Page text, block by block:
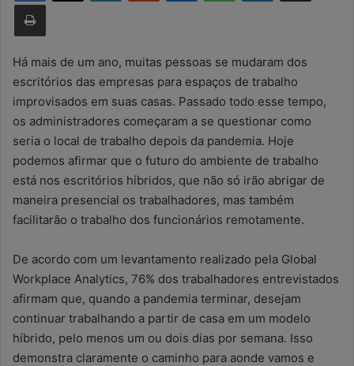
-
m
a
i
l
Há mais de um ano, muitas pessoas se mudaram dos
escritórios das empresas para espaços de trabalho
improvisados em suas casas. Passado todo esse tempo,
os administradores começaram a se questionar como
seria o local de trabalho depois da pandemia. Hoje
podemos afirmar que o futuro do ambiente de trabalho
está nos escritórios híbridos, que não só irão abrigar de
maneira presencial os trabalhadores, mas também
facilitarão o trabalho dos funcionários remotamente.
De acordo com um levantamento realizado pela Global
Workplace Analytics, 76% dos trabalhadores entrevistados
afirmam que, quando a pandemia terminar, desejam
continuar trabalhando a partir de casa em um modelo
híbrido, pelo menos um ou dois dias por semana. Isso
demonstra claramente o caminho para aonde vamos e